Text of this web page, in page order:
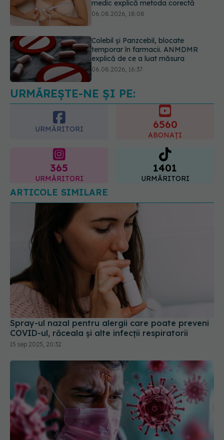
Colebil și Panzcebil, blocate
temporar în farmacii. ANMDMR
Alertă în Europa după un nou caz
de hantavirus Anzi, singura tulpină
06.08.2026, 20:06
URMĂREȘTE-NE ȘI PE:
URMĂRITORI 6560
ABONAȚI
365
URMĂRITORI
1401
URMĂRITORI
ARTICOLE SIMILARE
Spray-ul nazal pentru alergii care poate preveni
COVID-ul, răceala și alte infecții respiratorii
15 sep 2025, 20:32